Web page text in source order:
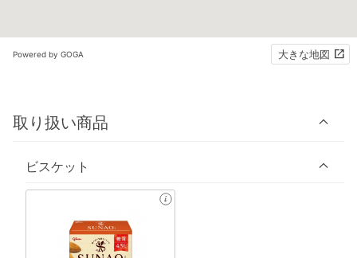
Powered by GOGA 大きな地図
取り扱い商品
ビスケット